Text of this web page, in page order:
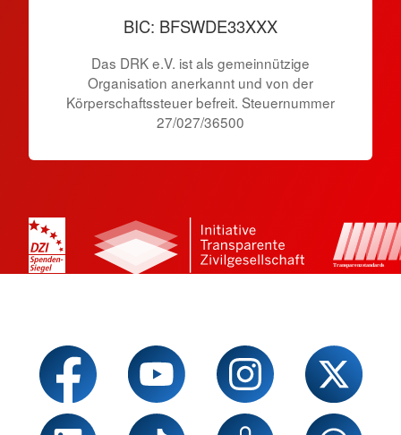
BIC: BFSWDE33XXX
Das DRK e.V. ist als gemeinnützige
Organisation anerkannt und von der
Körperschaftssteuer befreit. Steuernummer
27/027/36500